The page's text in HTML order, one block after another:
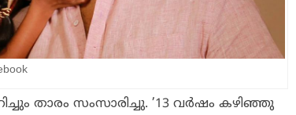
താരം സംസാരിച്ചു. ’13 വർഷം കഴിഞ്ഞു